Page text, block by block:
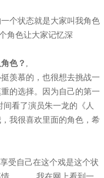
个状态就是大家叫我角色
角色让大家记忆深
色？ ,
羡慕的，也很想去挑战一
的选择。因为自己的第一
看了演员朱一龙的《人
我很喜欢里面的角色，希
受自己在这个戏是这个状